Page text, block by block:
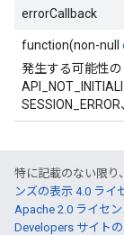
errorCallback
function(non-null
発生する可能性の
SESSION_ERROR
特に記載のない限り
ンズの表示 4.0 ライ
Apache 2.0 ライセン
Developers サイト